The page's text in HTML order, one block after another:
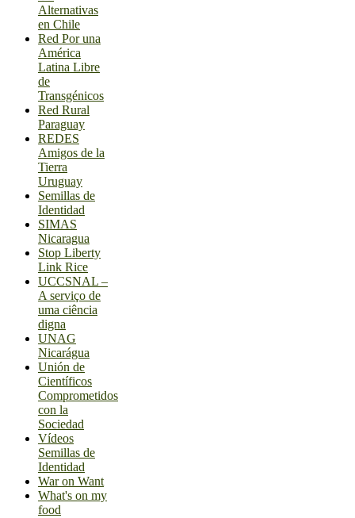
Alternativas
en Chile
Red Por una
América
Latina Libre
de
Transgénicos
Red Rural
Paraguay
REDES
Amigos de la
Tierra
Uruguay
Semillas de
Identidad
SIMAS
Nicaragua
Stop Liberty
Link Rice
UCCSNAL –
A serviço de
uma ciência
digna
UNAG
Nicarágua
Unión de
Científicos
Comprometidos
con la
Sociedad
Vídeos
Semillas de
Identidad
War on Want
What's on my
food